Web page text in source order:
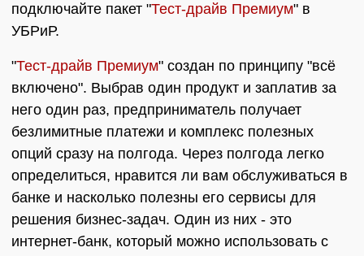
подключайте пакет "Тест-драйв Премиум" в
УБРиР.
"Тест-драйв Премиум" создан по принципу "всё
включено". Выбрав один продукт и заплатив за
него один раз, предприниматель получает
безлимитные платежи и комплекс полезных
опций сразу на полгода. Через полгода легко
определиться, нравится ли вам обслуживаться в
банке и насколько полезны его сервисы для
решения бизнес-задач. Один из них - это
интернет-банк, который можно использовать с